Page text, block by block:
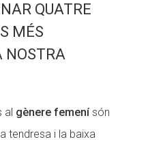
QUATRE
MÉS
NOSTRA
al gènere femenísón
tendresa i la baixa